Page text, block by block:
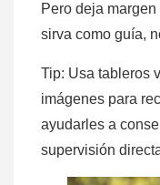
Pero deja
sirva como guía,
Tip: Usa tableros
imágenes para
ayudarles a
supervisión